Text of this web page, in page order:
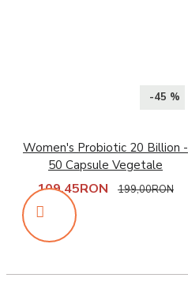
-45 %
Women's Probiotic 20 Billion -
50 Capsule Vegetale
109,45RON 199,00RON